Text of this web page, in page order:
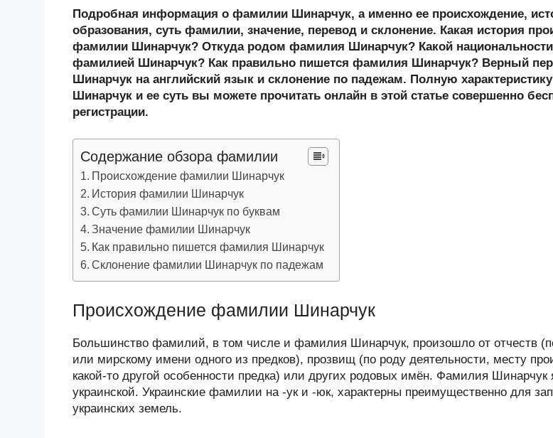
n
o
kl
a
ss
ni
ki
c
e
b
o
k
tt
er
g
g
er
e
J
o
ur
al
.R
u
p
e
er at
s
A
p
e
gr
a
m
ail р
а
в
и
Подробная информация о фамилии Шинарчук, а именно ее происхождение,
образования, суть фамилии, значение, перевод и склонение. Какая история
фамилии Шинарчук? Откуда родом фамилия Шинарчук? Какой национальности
фамилией Шинарчук? Как правильно пишется фамилия Шинарчук? Верный
Шинарчук на английский язык и склонение по падежам. Полную
Шинарчук и ее суть вы можете прочитать онлайн в этой статье совершенно
регистрации.
Содержание обзора фамилии
Происхождение фамилии Шинарчук
История фамилии Шинарчук
Суть фамилии Шинарчук по буквам
Значение фамилии Шинарчук
Как правильно пишется фамилия Шинарчук
Склонение фамилии Шинарчук по падежам
Происхождение фамилии Шинарчук
Большинство фамилий, в том числе и фамилия Шинарчук, произошло от отчеств
или мирскому имени одного из предков), прозвищ (по роду деятельности, месту
какой-то другой особенности предка) или других родовых имён. Фамилия Шинарчук
украинской. Украинские фамилии на -ук и -юк, характерны преимущественно для
украинских земель.